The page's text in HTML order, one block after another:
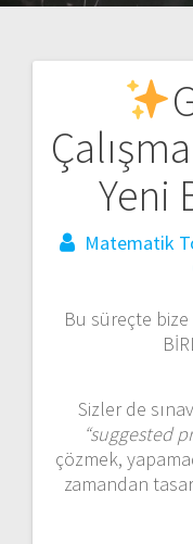
Yeni
Matematik
Bu süreçte bize
Sizler de
“suggested
çözmek,
zamandan